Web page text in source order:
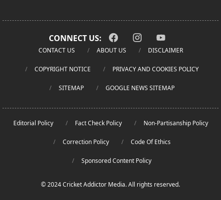
CONNECT US:
CONTACT US ABOUT US DISCLAIMER
COPYRIGHT NOTICE PRIVACY AND COOKIES POLICY
SITEMAP GOOGLE NEWS SITEMAP
Editorial Policy Fact Check Policy Non-Partisanship Policy
Correction Policy Code Of Ethics
Sponsored Content Policy
© 2024 Cricket Addictor Media. All rights reserved.